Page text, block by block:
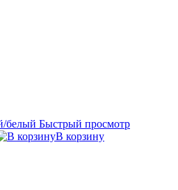
Быстрый просмотр
В корзину